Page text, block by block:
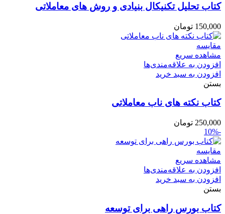
کتاب تحلیل تکنیکال بنیادی و روش های معاملاتی
150,000 تومان
مقایسه
مشاهده سریع
افزودن به علاقه‌مندی‌ها
افزودن به سبد خرید
بستن
کتاب نکته های ناب معاملاتی
250,000 تومان
-10%
مقایسه
مشاهده سریع
افزودن به علاقه‌مندی‌ها
افزودن به سبد خرید
بستن
کتاب بورس راهی برای توسعه